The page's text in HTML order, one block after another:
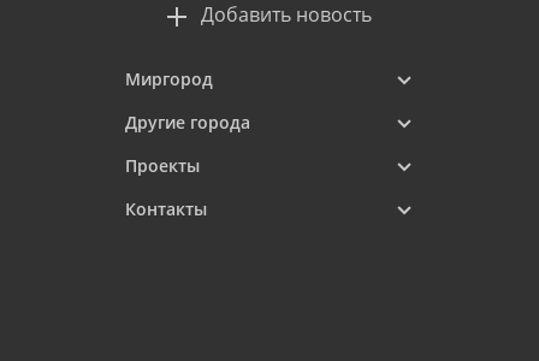
Добавить новость
Миргород
Другие города
Проекты
Контакты